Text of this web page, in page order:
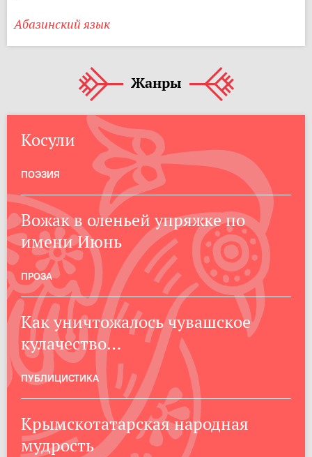
Абазинский язык
Жанры
Косули
ПОЭЗИЯ
Вожак в оленьей упряжке по
имени Июнь
ПРОЗА
Как уничтожалось чувашское
кулачество…
ПУБЛИЦИСТИКА
Крымскотатарская народная
мудрость